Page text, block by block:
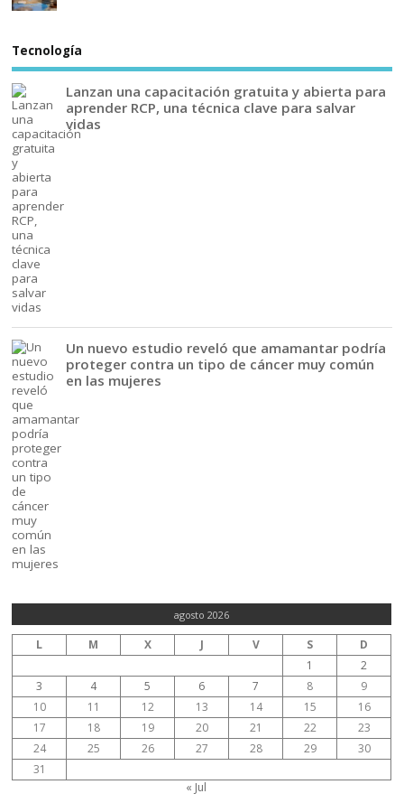
Tecnología
Lanzan una capacitación gratuita y abierta para
aprender RCP, una técnica clave para salvar
vidas
Un nuevo estudio reveló que amamantar podría
proteger contra un tipo de cáncer muy común
en las mujeres
agosto 2026
L M X J V S
D
1
2
3
4 5 6 7 8
9
10
11 12 13 14 15
16
17
18 19 20 21 22
23
24
25 26 27 28 29
30
31
« Jul